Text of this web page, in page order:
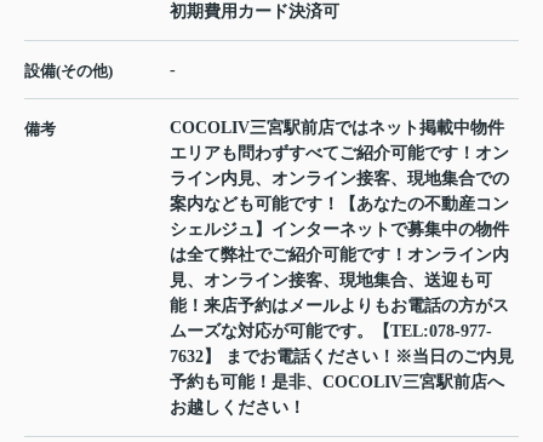
初期費用カード決済可
設備(その他) -
備考
COCOLIV三宮駅前店ではネット掲載中物件
エリアも問わずすべてご紹介可能です！オン
ライン内見、オンライン接客、現地集合での
案内なども可能です！【あなたの不動産コン
シェルジュ】インターネットで募集中の物件
は全て弊社でご紹介可能です！オンライン内
見、オンライン接客、現地集合、送迎も可
能！来店予約はメールよりもお電話の方がス
ムーズな対応が可能です。【TEL:078-977-
7632】 までお電話ください！※当日のご内見
予約も可能！是非、COCOLIV三宮駅前店へ
お越しください！